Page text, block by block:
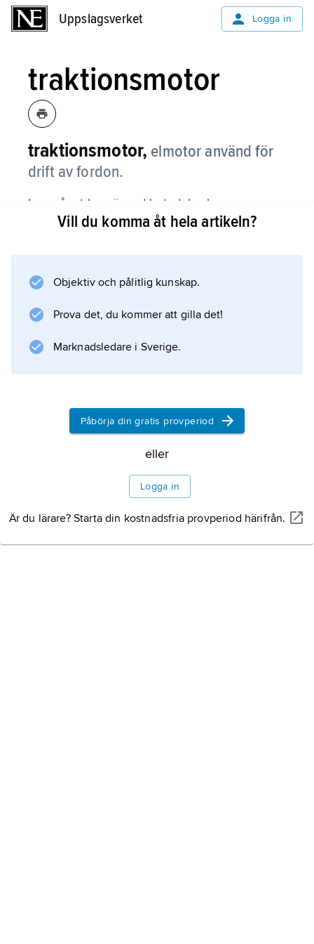
Uppslagsverket Logga in
traktionsmotor
traktionsmotor, elmotor använd för
drift av fordon.
I en något begränsad betydelse kan man avse
en typ av kommutatormaskin för växelström
elektriska maskiner
Vill du komma åt hela artikeln?
Objektiv och pålitlig kunskap.
Prova det, du kommer att gilla det!
Marknadsledare i Sverige.
Påbörja din gratis provperiod
eller
Logga in
Är du lärare? Starta din kostnadsfria provperiod härifrån.